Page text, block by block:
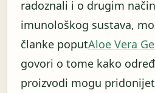
radoznali i o drugim
imunološkog sustava,
članke poputAloe Vera
govori o tome kako
proizvodi mogu